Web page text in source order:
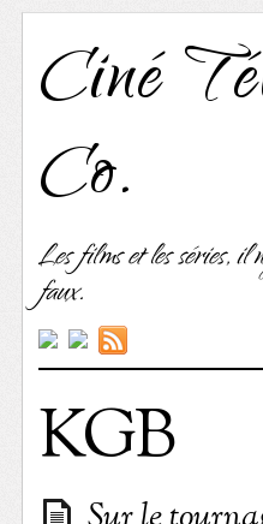
Ciné
Co.
Les films et les séries,
faux.
KGB